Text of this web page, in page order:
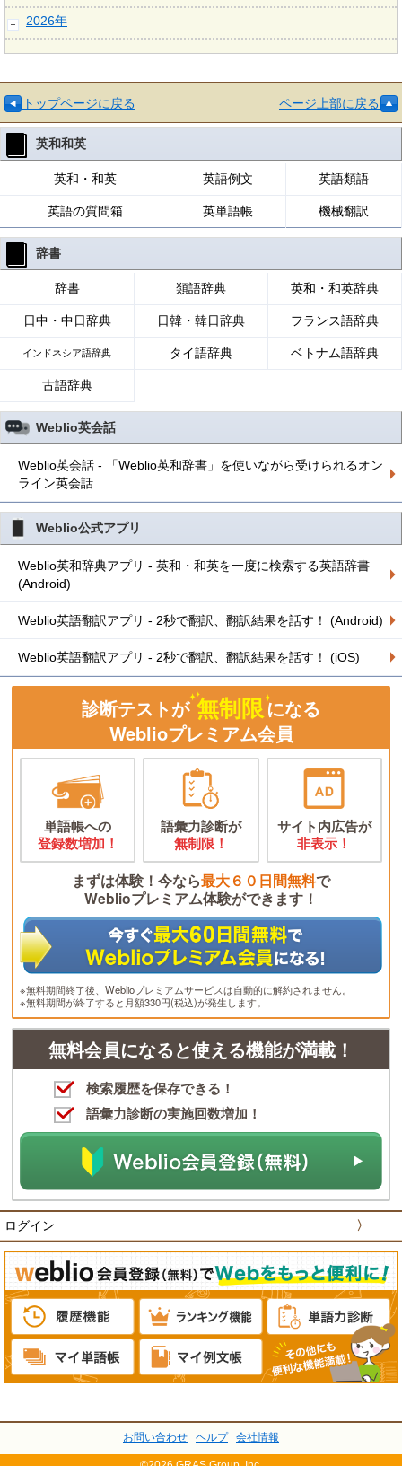
2026年
トップページに戻る ページ上部に戻る
英和和英
英和・和英 英語例文 英語類語
英語の質問箱 英単語帳 機械翻訳
辞書
辞書 類語辞典 英和・和英辞典
日中・中日辞典 日韓・韓日辞典 フランス語辞典
インドネシア語辞典 タイ語辞典 ベトナム語辞典
古語辞典
Weblio英会話
Weblio英会話 - 「Weblio英和辞書」を使いながら受けられるオン
ライン英会話
Weblio公式アプリ
Weblio英和辞典アプリ - 英和・和英を一度に検索する英語辞書
(Android)
Weblio英語翻訳アプリ - 2秒で翻訳、翻訳結果を話す！ (Android)
Weblio英語翻訳アプリ - 2秒で翻訳、翻訳結果を話す！ (iOS)
診断テストが 無制限になる
Weblioプレミアム会員
単語帳への
登録数増加！
語彙力診断が
無制限！
サイト内広告が
非表示！
まずは体験！今なら最大６０日間無料で
Weblioプレミアム体験ができます！
※無料期間終了後、Weblioプレミアムサービスは自動的に解約されません。
※無料期間が終了すると月額330円(税込)が発生します。
無料会員になると使える機能が満載！
検索履歴を保存できる！
語彙力診断の実施回数増加！
ログイン 〉
お問い合わせ ヘルプ 会社情報